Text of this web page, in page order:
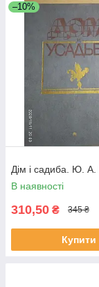
–10%
Дім і садиба. Ю. А.
В наявності
310,50 ₴ 345 ₴
Купити